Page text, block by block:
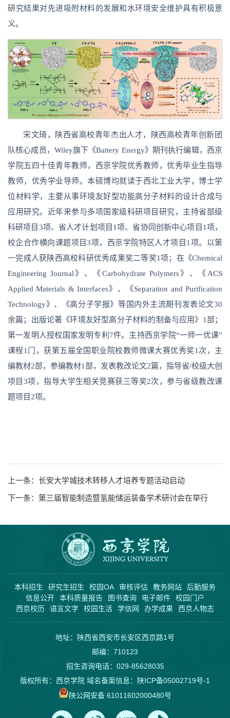
研究结果对先进吸附材料的发展和水环境安全维护具有积极意
义。
宋文琦，陕西省高校青年杰出人才，陕西高校青年创新团
队核心成员，Wiley旗下《Battery Energy》期刊执行编辑，西京
学院五四十佳青年教师，西京学院优秀教师，优秀毕业生指导
教师，优秀学业导师。本硕博均就读于西北工业大学，博士学
位材料学，主要从事环境友好型功能高分子材料的设计合成与
应用研究。近年来参与多项国家级科研项目研究，主持省部级
科研项目3项、省人才计划项目1项、省协同创新中心项目1项，
校企合作横向课题项目3项，西京学院特区人才项目1项。以第
一完成人获陕西高校科研优秀成果奖二等奖1项；在《Chemical
Engineering Journal》、《Carbohydrate Polymers》、《ACS
Applied Materials & Interfaces》、《Separation and Purification
Technology》、《高分子学报》等国内外主流期刊发表论文30
余篇；出版论著《环境友好型高分子材料的制备与应用》1部；
第一发明人授权国家发明专利7件。主持西京学院“一师一优课”
课程1门，获第五届全国职业院校教师微课大赛优秀奖1次，主
编教材2部，参编教材1部，发表教改论文2篇，指导省/校级大创
项目3项，指导大学生相关竞赛获三等奖2次，参与省级教改课
题项目2项。
上一条： 长安大学城技术转移人才培养专题活动启动
下一条： 第三届智能制造暨氢能储运装备学术研讨会在举行
本科招生 研究生招生 校园OA 审核评估 教务网站
后勤服务
信息公开
本科质量报告 图书查询 电子邮件
校园门户
西京校历
语言文字 校园生活 学信网 办学成果 西京人物志
地址：陕西省西安市长安区西京路1号
邮编：710123
招生咨询电话：029-85628035
版权所有：西京学院 域名备案信息：
陕ICP备05002719号-1
陕公网安备 61011602000480号